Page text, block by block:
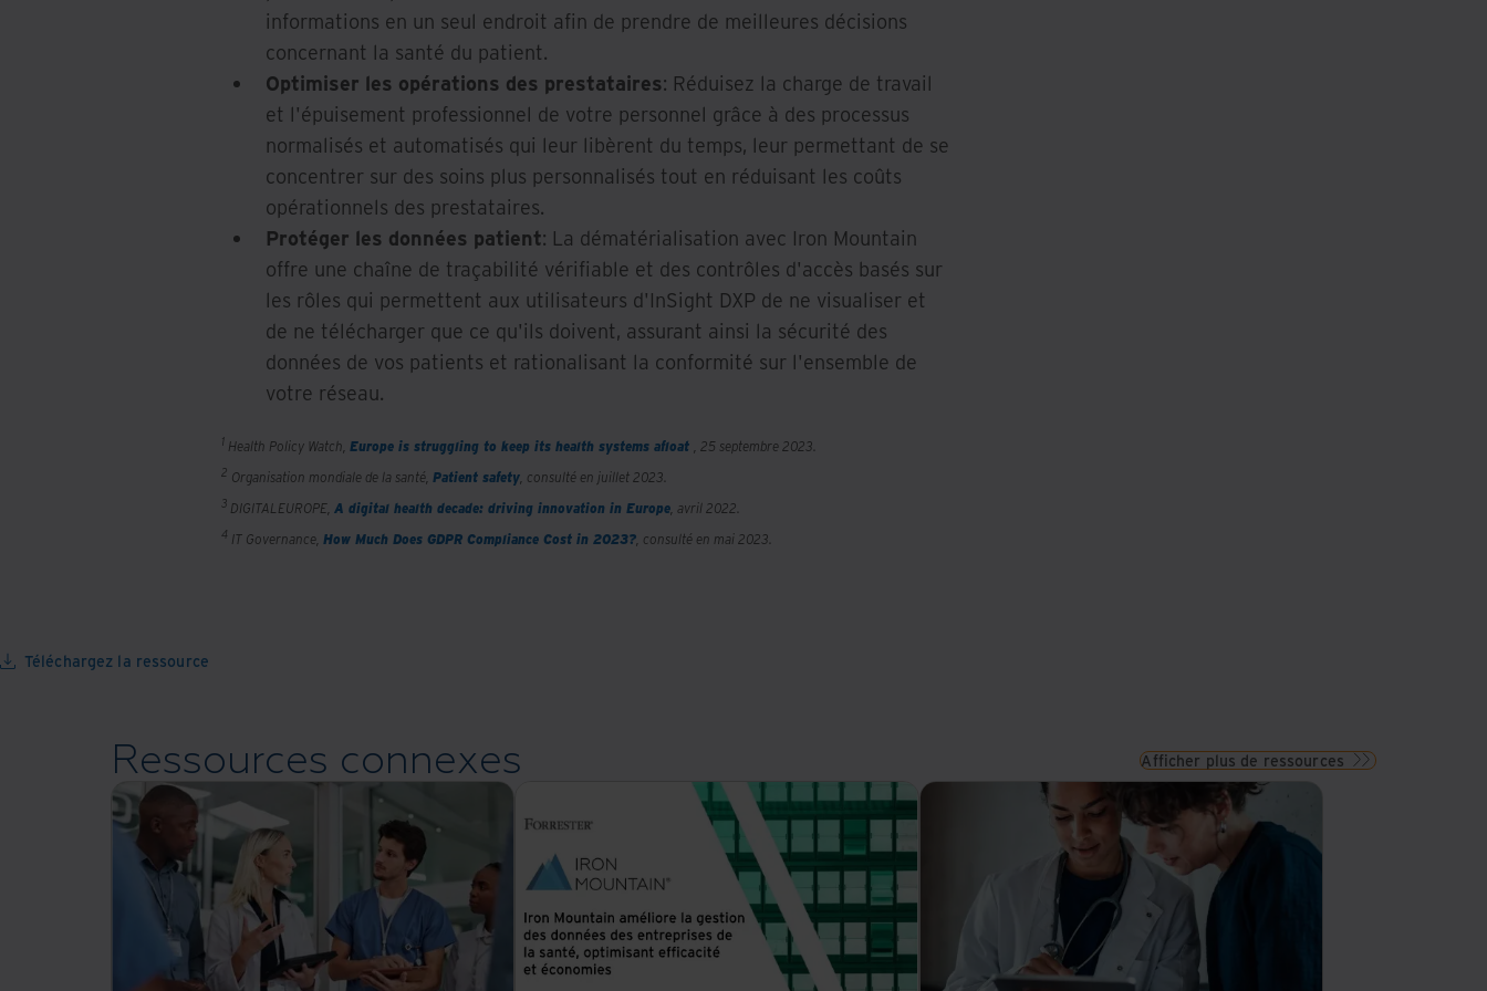
informations en un seul endroit afin de prendre de meilleures décisions
concernant la santé du patient.
Optimiser les opérations des prestataires: Réduisez la charge de travail
et l'épuisement professionnel de votre personnel grâce à des processus
normalisés et automatisés qui leur libèrent du temps, leur permettant de se
concentrer sur des soins plus personnalisés tout en réduisant les coûts
opérationnels des prestataires.
Protéger les données patient: La dématérialisation avec Iron Mountain
offre une chaîne de traçabilité vérifiable et des contrôles d'accès basés sur
les rôles qui permettent aux utilisateurs d'InSight DXP de ne visualiser et
de ne télécharger que ce qu'ils doivent, assurant ainsi la sécurité des
données de vos patients et rationalisant la conformité sur l'ensemble de
votre réseau.
1 Health Policy Watch, Europe is struggling to keep its health systems afloat , 25 septembre 2023.
2 Organisation mondiale de la santé, Patient safety , consulté en juillet 2023.
3 DIGITALEUROPE, A digital health decade: driving innovation in Europe , avril 2022.
4 IT Governance, How Much Does GDPR Compliance Cost in 2023? , consulté en mai 2023.
Téléchargez la ressource
Ressources connexes Afficher plus de ressources